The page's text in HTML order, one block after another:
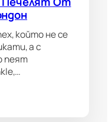
който не се
а с
пеят